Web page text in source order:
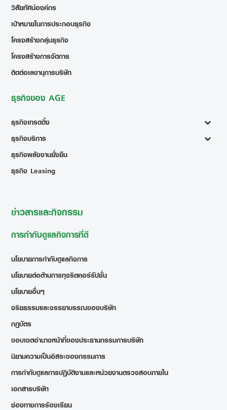
วิสัยทัศน์องค์กร
เป้าหมายในการประกอบธุรกิจ
โครงสร้างกลุ่มธุรกิจ
โครงสร้างการจัดการ
ติดต่อเลขานุการบริษัท
ธุรกิจของ AGE
ธุรกิจเทรดดิ้ง
ธุรกิจบริการ
ธุรกิจพลังงานยั่งยืน
ธุรกิจ Leasing
ข่าวสารและกิจกรรม
การกำกับดูแลกิจการที่ดี
นโยบายการกำกับดูแลกิจการ
นโยบายต่อต้านการทุจริตคอร์รัปชั่น
นโยบายอื่นๆ
จริยธรรมและจรรยาบรรณของบริษัท
กฎบัตร
ขอบเขตอำนาจหน้าที่ของประธานกรรมการบริษัท
นิยามความเป็นอิสระของกรรมการ
การกำกับดูแลการปฏิบัติงานและหน่วยงานตรวจสอบภายใน
เอกสารบริษัท
ช่องทางการร้องเรียน